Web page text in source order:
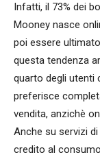
Infatti, il 73% dei
Mooney nasce
poi essere
questa tendenza
quarto degli utenti
preferisce
vendita, anzichè
Anche su servizi
credito al